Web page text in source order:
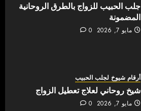
جلب الحبيب للزواج بالطرق الروحانية
المضمونة
مايو 7, 2026 0
أرقام شيوخ لجلب الحبيب
شيخ روحاني لعلاج تعطيل الزواج
مايو 7, 2026 0